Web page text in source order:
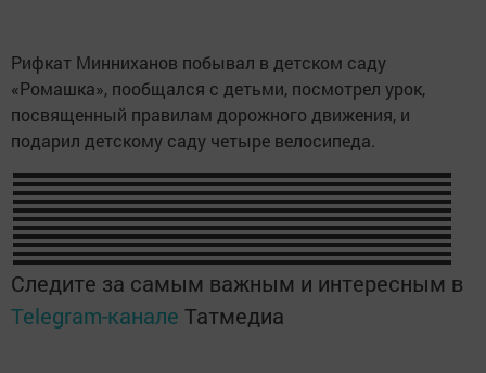
Рифкат Минниханов побывал в детском саду
«Ромашка», пообщался с детьми, посмотрел урок,
посвященный правилам дорожного движения, и
подарил детскому саду четыре велосипеда.
Следите за самым важным и интересным в
Telegram-канале Татмедиа